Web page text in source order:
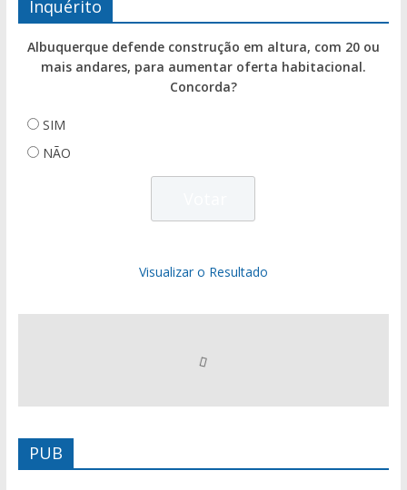
Inquérito
Albuquerque defende construção em altura, com 20 ou
mais andares, para aumentar oferta habitacional.
Concorda?
SIM
NÃO
Visualizar o Resultado
PUB